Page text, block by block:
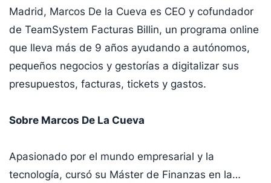
Madrid, Marcos De la Cueva es CEO y cofundador
de TeamSystem Facturas Billin, un programa online
que lleva más de 9 años ayudando a autónomos,
pequeños negocios y gestorías a digitalizar sus
presupuestos, facturas, tickets y gastos.
Sobre Marcos De La Cueva
Apasionado por el mundo empresarial y la
tecnología, cursó su Máster de Finanzas en la